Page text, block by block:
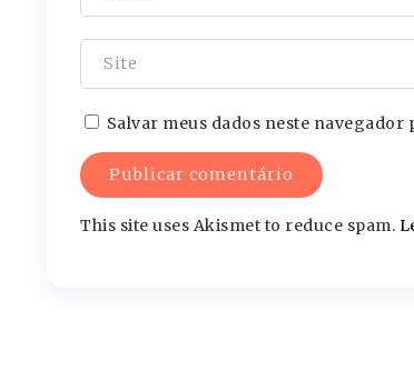
Salvar meus dados neste
This site uses Akismet to reduce spam.